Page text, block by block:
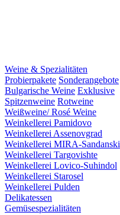
Weine & Spezialitäten
Probierpakete Sonderangebote
Bulgarische Weine Exklusive
Spitzenweine Rotweine
Weißweine/ Rosé Weine
Weinkellerei Pamidovo
Weinkellerei Assenovgrad
Weinkellerei MIRA-Sandanski
Weinkellerei Targovishte
Weinkellerei Lovico-Suhindol
Weinkellerei Starosel
Weinkellerei Pulden
Delikatessen
Gemüsespezialitäten